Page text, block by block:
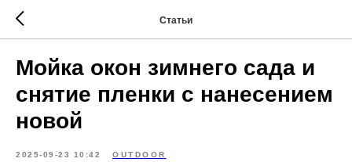
Статьи
Мойка окон зимнего сада и
снятие пленки с нанесением
новой
2025-09-23 10:42 OUTDOOR